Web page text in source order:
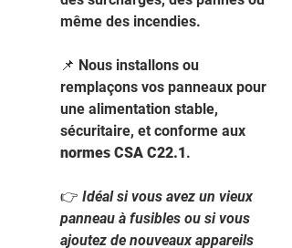
même des incendies.
📌 Nous installons ou
remplaçons vos panneaux pour
une alimentation stable,
sécuritaire, et conforme aux
normes CSA C22.1.
👉 Idéal si vous avez un vieux
panneau à fusibles ou si vous
ajoutez de nouveaux appareils